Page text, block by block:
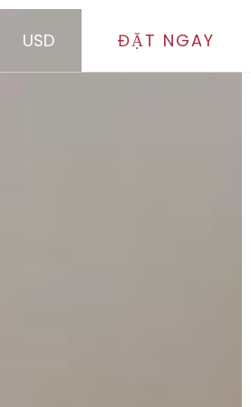
USD ĐẶT NGAY